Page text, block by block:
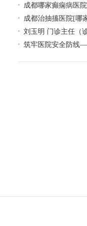
成都哪家癫痫病医
成都治抽搐医院[哪
刘玉明 门诊主任（
筑牢医院安全防线